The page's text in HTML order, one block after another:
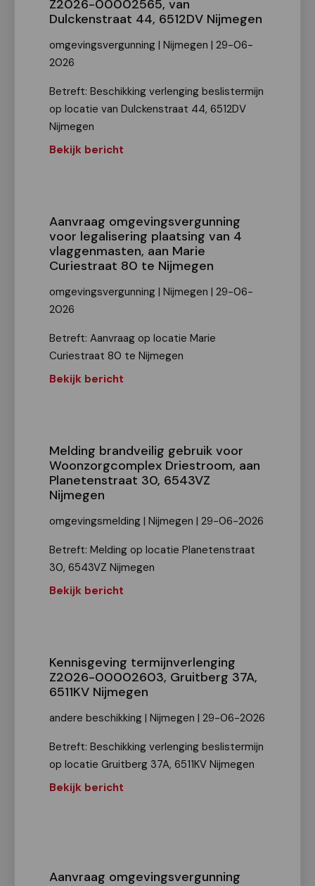
Z2026-00002565, van
Dulckenstraat 44, 6512DV Nijmegen
omgevingsvergunning | Nijmegen | 29-06-
2026
Betreft: Beschikking verlenging beslistermijn
op locatie van Dulckenstraat 44, 6512DV
Nijmegen
Bekijk bericht
Aanvraag omgevingsvergunning
voor legalisering plaatsing van 4
vlaggenmasten, aan Marie
Curiestraat 80 te Nijmegen
omgevingsvergunning | Nijmegen | 29-06-
2026
Betreft: Aanvraag op locatie Marie
Curiestraat 80 te Nijmegen
Bekijk bericht
Melding brandveilig gebruik voor
Woonzorgcomplex Driestroom, aan
Planetenstraat 30, 6543VZ
Nijmegen
omgevingsmelding | Nijmegen | 29-06-2026
Betreft: Melding op locatie Planetenstraat
30, 6543VZ Nijmegen
Bekijk bericht
Kennisgeving termijnverlenging
Z2026-00002603, Gruitberg 37A,
6511KV Nijmegen
andere beschikking | Nijmegen | 29-06-2026
Betreft: Beschikking verlenging beslistermijn
op locatie Gruitberg 37A, 6511KV Nijmegen
Bekijk bericht
Aanvraag omgevingsvergunning